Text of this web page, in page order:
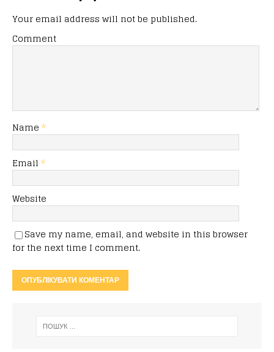
Your email address will not be published.
Comment
Name *
Email *
Website
Save my name, email, and website in this browser
for the next time I comment.